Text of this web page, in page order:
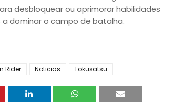
desbloquear ou aprimorar habilidades
dominar o campo de batalha.
Rider Noticias Tokusatsu